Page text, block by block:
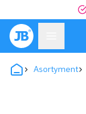
Asortyment